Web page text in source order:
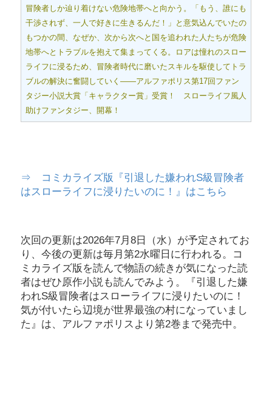
冒険者しか辿り着けない危険地帯へと向かう。「もう、誰にも
干渉されず、一人で好きに生きるんだ！」と意気込んでいたの
もつかの間、なぜか、次から次へと国を追われた人たちが危険
地帯へとトラブルを抱えて集まってくる。ロアは憧れのスロー
ライフに浸るため、冒険者時代に磨いたスキルを駆使してトラ
ブルの解決に奮闘していく――アルファポリス第17回ファン
タジー小説大賞「キャラクター賞」受賞！ スローライフ風人
助けファンタジー、開幕！
⇒ コミカライズ版『引退した嫌われS級冒険者
はスローライフに浸りたいのに！』はこちら
次回の更新は2026年7月8日（水）が予定されてお
り、今後の更新は毎月第2水曜日に行われる。コ
ミカライズ版を読んで物語の続きが気になった読
者はぜひ原作小説も読んでみよう。『引退した嫌
われS級冒険者はスローライフに浸りたいのに！
気が付いたら辺境が世界最強の村になっていまし
た』は、アルファポリスより第2巻まで発売中。